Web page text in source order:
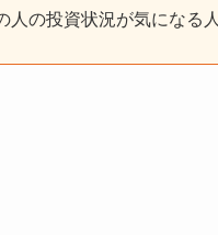
人の投資状況が気になる人